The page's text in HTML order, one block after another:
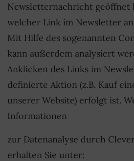
Newsletternachricht geöffnet
welcher Link im Newsletter
Mit Hilfe des sogenannten
kann außerdem analysiert
Anklicken des Links im
definierte Aktion (z.B. Kauf
unserer Website) erfolgt ist.
Informationen
zur Datenanalyse durch
erhalten Sie unter: